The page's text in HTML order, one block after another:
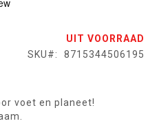
UIT VOORRAAD
SKU
8715344506195
voet en planeet!